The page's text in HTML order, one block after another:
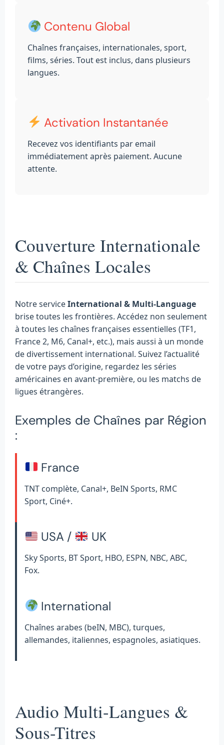
Contenu Global
Chaînes françaises, internationales, sport,
films, séries. Tout est inclus, dans plusieurs
langues.
Activation Instantanée
Recevez vos identifiants par email
immédiatement après paiement. Aucune
attente.
Couverture Internationale
& Chaînes Locales
Notre serviceInternational & Multi-Language
brise toutes les frontières. Accédez non seulement
à toutes les chaînes françaises essentielles (TF1,
France 2, M6, Canal+, etc.), mais aussi à un monde
de divertissement international. Suivez l’actualité
de votre pays d’origine, regardez les séries
américaines en avant-première, ou les matchs de
ligues étrangères.
Exemples de Chaînes par Région
:
France
TNT complète, Canal+, BeIN Sports, RMC
Sport, Ciné+.
USA / UK
Sky Sports, BT Sport, HBO, ESPN, NBC, ABC,
Fox.
International
Chaînes arabes (beIN, MBC), turques,
allemandes, italiennes, espagnoles, asiatiques.
Audio Multi-Langues &
Sous-Titres